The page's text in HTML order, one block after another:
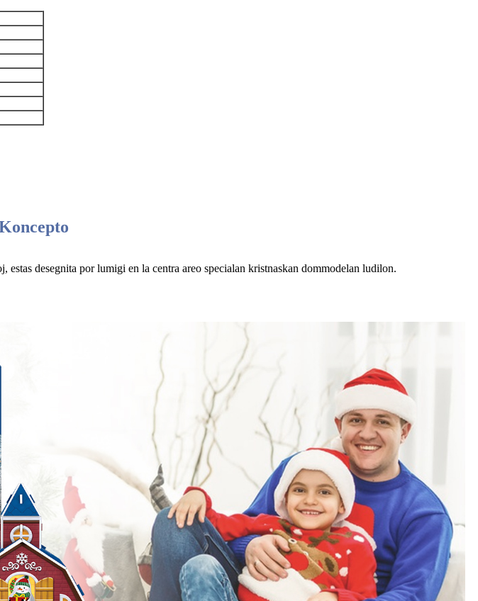
desegnita por lumigi en la centra areo specialan kristnaskan dommodelan ludilon.